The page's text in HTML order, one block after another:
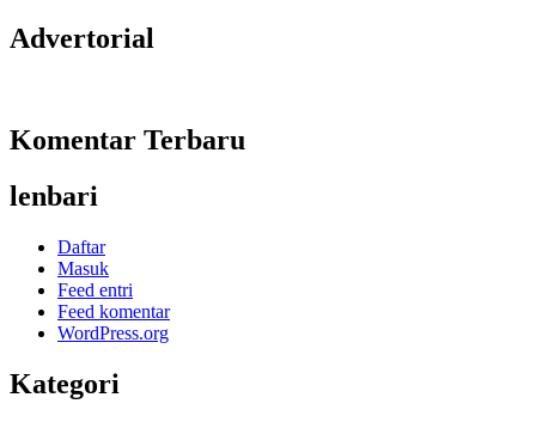
Advertorial
Komentar Terbaru
lenbari
Daftar
Masuk
Feed entri
Feed komentar
WordPress.org
Kategori